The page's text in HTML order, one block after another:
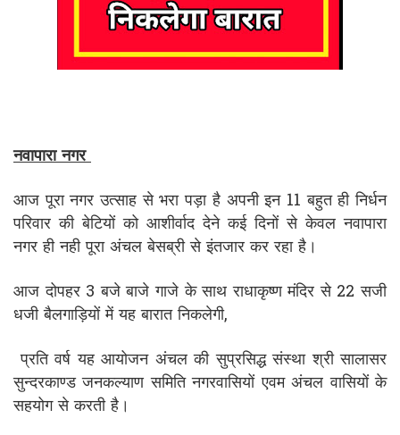
नवापारा नगर
आज पूरा नगर उत्साह से भरा पड़ा है अपनी इन 11 बहुत ही निर्धन
परिवार की बेटियों को आशीर्वाद देने कई दिनों से केवल नवापारा
नगर ही नही पूरा अंचल बेसब्री से इंतजार कर रहा है।
आज दोपहर 3 बजे बाजे गाजे के साथ राधाकृष्ण मंदिर से 22 सजी
धजी बैलगाड़ियों में यह बारात निकलेगी,
प्रति वर्ष यह आयोजन अंचल की सुप्रसिद्ध संस्था श्री सालासर
सुन्दरकाण्ड जनकल्याण समिति नगरवासियों एवम अंचल वासियों के
सहयोग से करती है।